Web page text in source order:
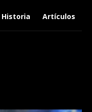
Historia Artículos